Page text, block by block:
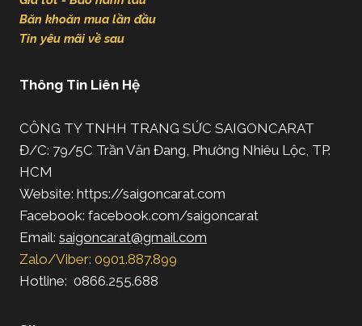
Băn khoăn mua lần đầu
Tin yêu mãi về sau
Thông Tin Liên Hệ
CÔNG TY TNHH TRANG SỨC SAIGONCARAT
Đ/C: 79/5C Trần Văn Đang, Phường Nhiêu Lộc, TP.
HCM
Website: https://saigoncarat.com
Facebook: facebook.com/saigoncarat
Email: saigoncarat@gmail.com
Zalo/Viber: 0901.887.899
Hotline: 0866.255.688